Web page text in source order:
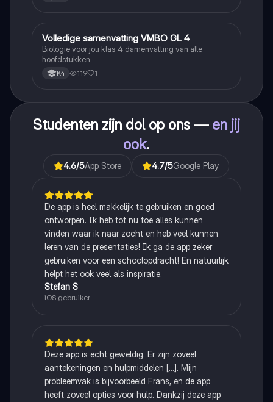
Biologie
Volledige samenvatting VMBO GL 4
Biologie voor jou klas 4 damenvatting van alle
hoofdstukken
K4 119 1
Studenten zijn dol op ons — en jij
ook.
4.6/5App Store 4.7/5Google Play
De app is heel makkelijk te gebruiken en goed
ontworpen. Ik heb tot nu toe alles kunnen
vinden waar ik naar zocht en heb veel kunnen
leren van de presentaties! Ik ga de app zeker
gebruiken voor een schoolopdracht! En natuurlijk
helpt het ook veel als inspiratie.
Stefan S
iOS gebruiker
Deze app is echt geweldig. Er zijn zoveel
aantekeningen en hulpmiddelen [...]. Mijn
probleemvak is bijvoorbeeld Frans, en de app
heeft zoveel opties voor hulp. Dankzij deze app